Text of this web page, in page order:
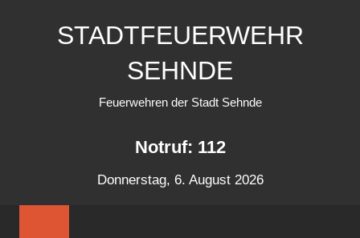
STADTFEUERWEHR
SEHNDE
Feuerwehren der Stadt Sehnde
Notruf: 112
Donnerstag, 6. August 2026